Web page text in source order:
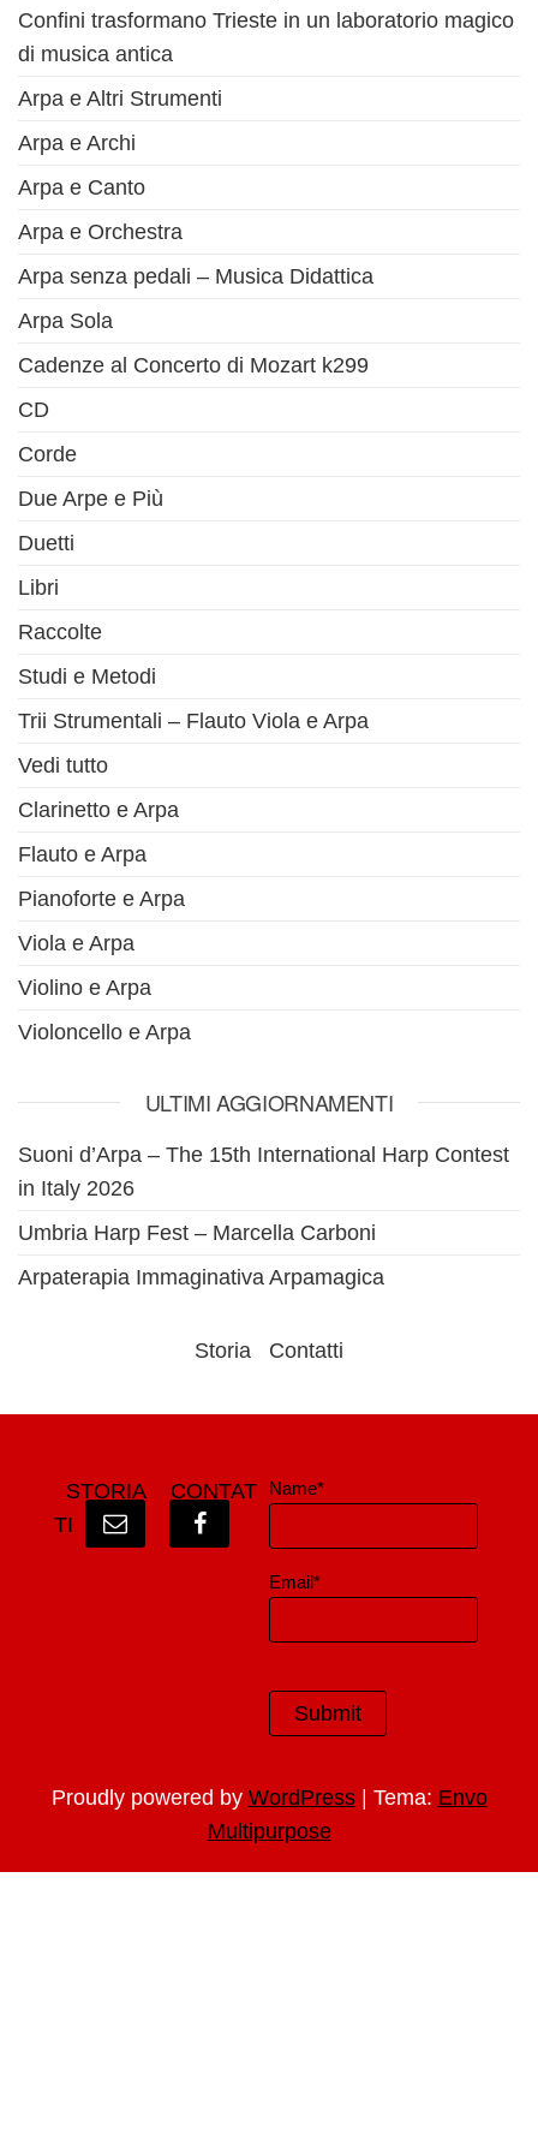
Confini trasformano Trieste in un laboratorio magico
di musica antica
Arpa e Altri Strumenti
Arpa e Archi
Arpa e Canto
Arpa e Orchestra
Arpa senza pedali – Musica Didattica
Arpa Sola
Cadenze al Concerto di Mozart k299
CD
Corde
Due Arpe e Più
Duetti
Libri
Raccolte
Studi e Metodi
Trii Strumentali – Flauto Viola e Arpa
Vedi tutto
Clarinetto e Arpa
Flauto e Arpa
Pianoforte e Arpa
Viola e Arpa
Violino e Arpa
Violoncello e Arpa
ULTIMI AGGIORNAMENTI
Suoni d’Arpa – The 15th International Harp Contest
in Italy 2026
Umbria Harp Fest – Marcella Carboni
Arpaterapia Immaginativa Arpamagica
Storia Contatti
STORIA
CONTAT
TI
Name*
Email*
Proudly powered by WordPress | Tema: Envo
Multipurpose